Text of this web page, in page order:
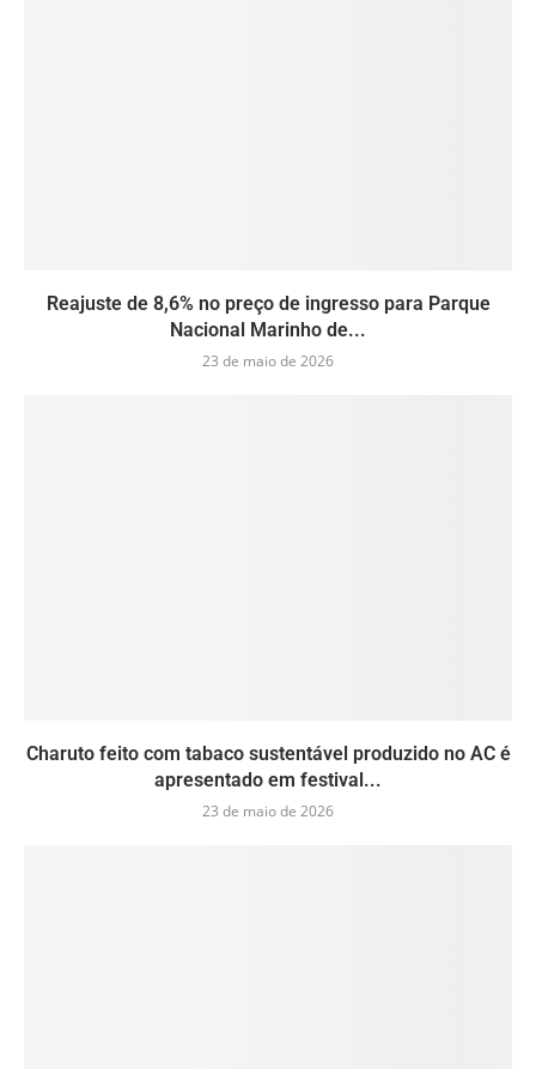
Reajuste de 8,6% no preço de ingresso para Parque
Nacional Marinho de...
23 de maio de 2026
Charuto feito com tabaco sustentável produzido no AC é
apresentado em festival...
23 de maio de 2026